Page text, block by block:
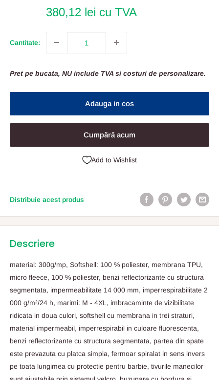
380,12 lei cu TVA
Cantitate:
Pret pe bucata, NU include TVA si costuri de personalizare.
Adauga in cos
Cumpără acum
Add to Wishlist
Distribuie acest produs
Descriere
material: 300g/mp, Softshell: 100 % poliester, membrana TPU,
micro fleece, 100 % poliester, benzi reflectorizante cu structura
segmentata, impermeabilitate 14 000 mm, imperrespirabilitate 2
000 g/m²/24 h, marimi: M - 4XL, imbracaminte de vizibilitate
ridicata in doua culori, softshell cu membrana in trei straturi,
material impermeabil, imperrespirabil in culoare fluorescenta,
benzi reflectorizante cu structura segmentata, partea din spate
este prevazuta cu platca simpla, fermoar spiralat in sens invers
pe toata lungimea cu protectie pentru barbie, tivurile manecilor